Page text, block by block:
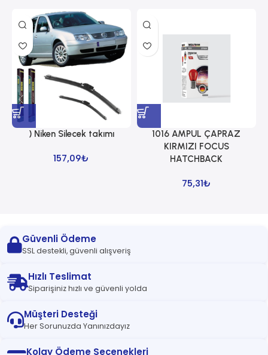
) Niken Silecek takımı
157,09₺
1016 AMPUL ÇAPRAZ
KIRMIZI FOCUS
HATCHBACK
75,31₺
Güvenli Ödeme
SSL destekli, güvenli alışveriş
Hızlı Teslimat
Siparişiniz hızlı ve güvenli yolda
Müşteri Desteği
Her Sorunuzda Yanınızdayız
Kolay Ödeme Seçenekleri